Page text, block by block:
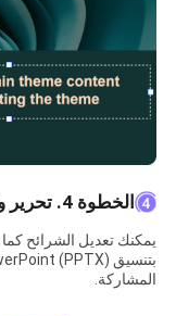
الخطوة 4. تحرير وتصدير
يمكنك تعديل الشرائح
المشاركة.